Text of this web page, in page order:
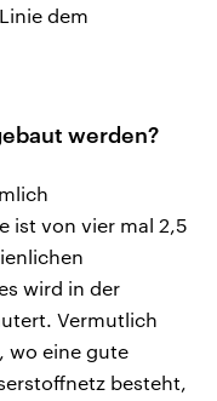
dem
werden?
ist von vier mal 2,5
wird in der
Vermutlich
wo eine gute
besteht,